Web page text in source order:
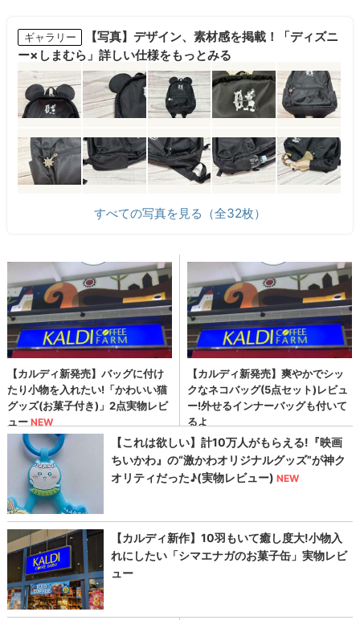
ギャラリー
【写真】デザイン、素材感を掲載！「ディズニ
ー×しまむら」詳しい仕様をもっとみる
すべての写真を見る（全32枚）